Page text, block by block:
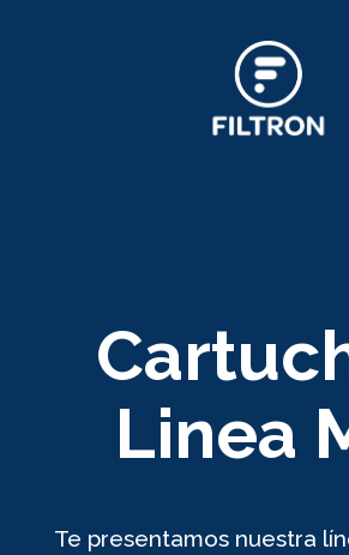
Linea
Te presentamos nuestra